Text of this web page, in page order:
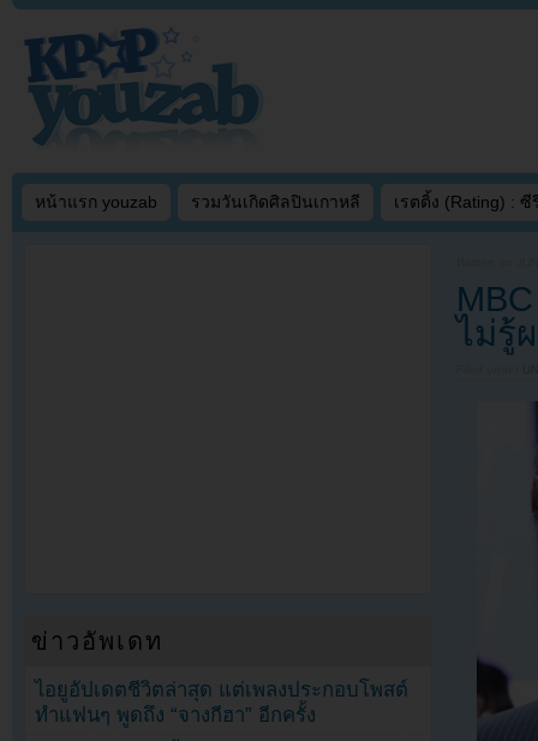
หน้าแรก youzab รวมวันเกิดศิลปินเกาหลี เรตติ้ง (Rating) : ซี
ไม่รู้
ข่าวอัพเดท
ไอยูอัปเดตชีวิตล่าสุด แต่เพลงประกอบโพสต์
ทำแฟนๆ พูดถึง “จางกีฮา” อีกครั้ง